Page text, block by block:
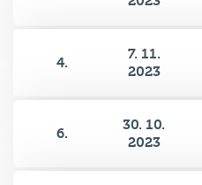
4.
7. 11.
2023
6.
30. 10.
2023